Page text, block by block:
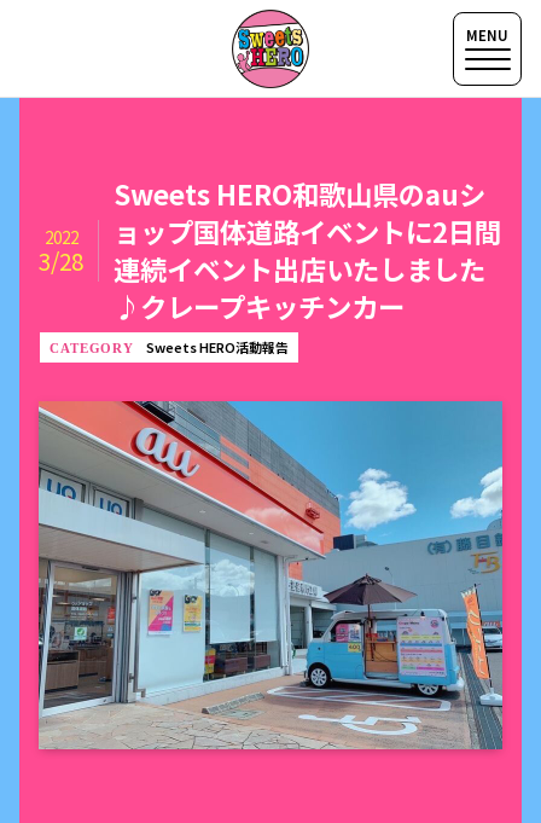
Sweets HERO和歌山県のauシ
ョップ国体道路イベントに2日間
連続イベント出店いたしました
♪クレープキッチンカー
2022
3/28
Sweets HERO活動報告